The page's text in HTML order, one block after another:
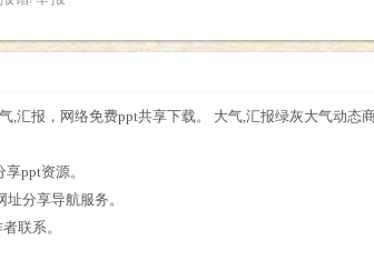
报，网络免费ppt共享下载。 大气,汇报绿灰大气动态
ppt资源。
分享导航服务。
联系。